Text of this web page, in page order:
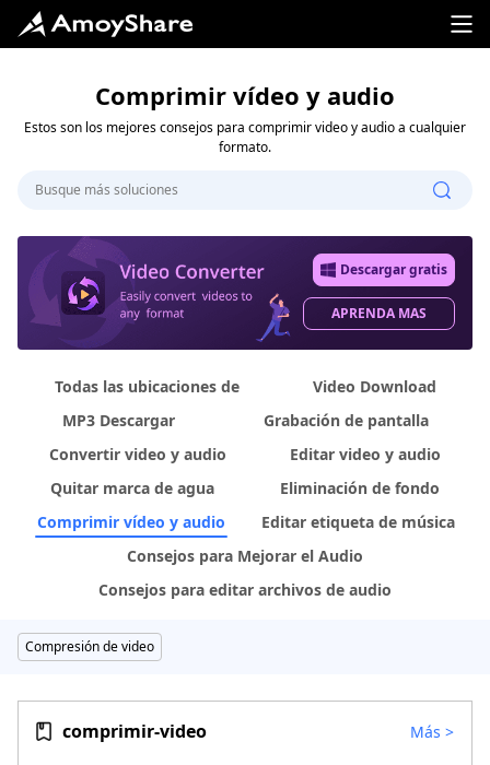
Comprimir vídeo y audio
Estos son los mejores consejos para comprimir video y audio a cualquier
formato.
Descargar gratis
APRENDA MAS
Todas las ubicaciones de
Video Download
MP3 Descargar
Grabación de pantalla
Convertir video y audio
Editar video y audio
Quitar marca de agua
Eliminación de fondo
Comprimir vídeo y audio
Editar etiqueta de música
Consejos para Mejorar el Audio
Consejos para editar archivos de audio
Compresión de video
comprimir-video Más >